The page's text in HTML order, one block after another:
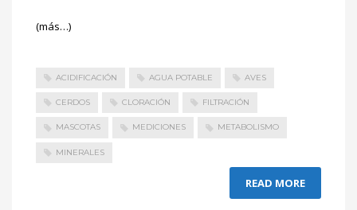
(más…)
ACIDIFICACIÓN AGUA POTABLE AVES
CERDOS CLORACIÓN FILTRACIÓN
MASCOTAS MEDICIONES METABOLISMO
MINERALES
READ MORE